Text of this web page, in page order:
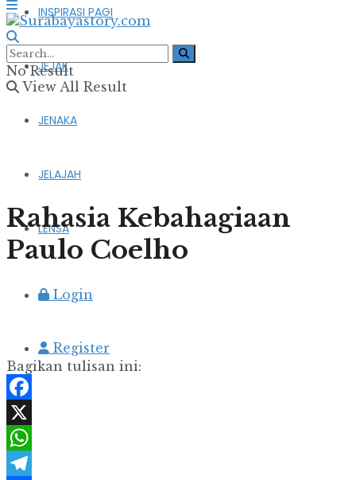
INSPIRASI PAGI
JEJAK
JENAKA
JELAJAH
LENSA
Login
Register
No Result
View All Result
Rahasia Kebahagiaan
Paulo Coelho
Bagikan tulisan ini:
Facebook
X
WhatsApp